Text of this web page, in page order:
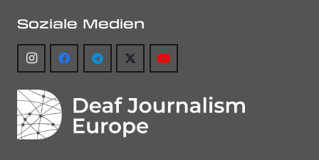
Soziale Medien